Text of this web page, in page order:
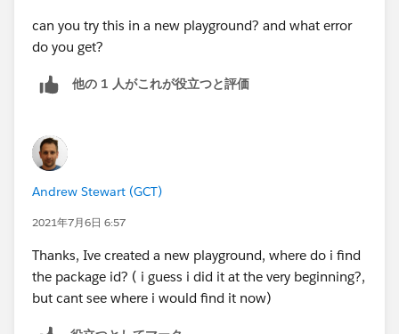
can you try this in a new playground? and what error
do you get?
他の 1 人がこれが役立つと評価
Andrew Stewart (GCT)
2021年7月6日 6:57
Thanks, Ive created a new playground, where do i find
the package id? ( i guess i did it at the very beginning?,
but cant see where i would find it now)